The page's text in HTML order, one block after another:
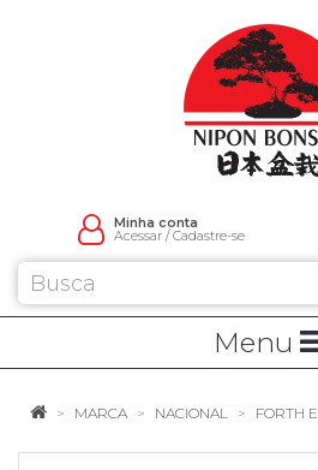
Minha conta
Acessar/Cadastre-se
Menu
MARCA NACIONAL FORTH